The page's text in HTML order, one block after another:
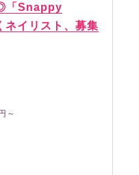
「Snappy
ネイリスト、募集
～